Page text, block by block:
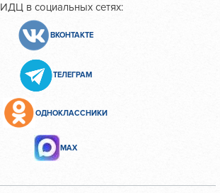
ИДЦ в социальных сетях:
ВКОНТАКТЕ
ТЕЛЕГРАМ
ОДНОКЛАССНИКИ
МАХ